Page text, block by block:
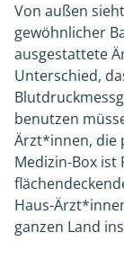
Von außen
gewöhnlicher
ausgestattete
Unterschied,
benutzen
Ärzt*innen, die
Medizin-Box ist
Haus-
ganzen Land